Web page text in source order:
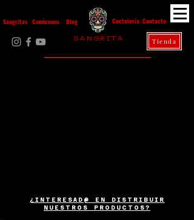
Sangritas Conócenos Contacto
Blog Coctelería
Tienda
S A N G R I T A
¿INTERESAD@ EN DISTRIBUIR
NUESTROS PRODUCTOS?